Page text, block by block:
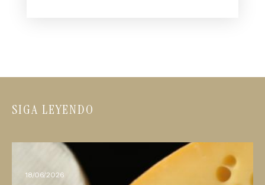
SIGA LEYENDO
18/06/2026